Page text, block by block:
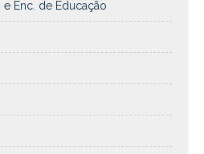
Enc. de Educação